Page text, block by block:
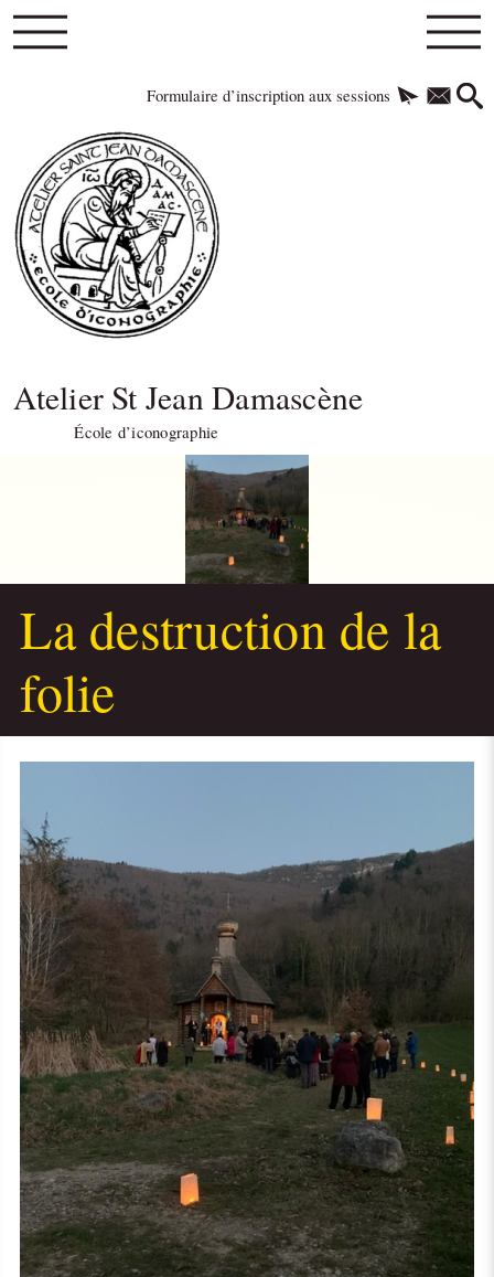
Formulaire d’inscription aux sessions
Atelier St Jean Damascène
École d’iconographie
La destruction de la
folie